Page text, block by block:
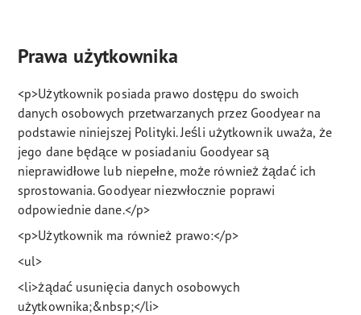
Prawa użytkownika
<p>Użytkownik posiada prawo dostępu do swoich
danych osobowych przetwarzanych przez Goodyear na
podstawie niniejszej Polityki. Jeśli użytkownik uważa, że
jego dane będące w posiadaniu Goodyear są
nieprawidłowe lub niepełne, może również żądać ich
sprostowania. Goodyear niezwłocznie poprawi
odpowiednie dane.</p>
<p>Użytkownik ma również prawo:</p>
<ul>
<li>żądać usunięcia danych osobowych
użytkownika;&nbsp;</li>